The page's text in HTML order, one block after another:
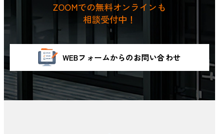
ZOOMでの無料オンラインも
相談受付中！
WEBフォームからのお問い合わせ